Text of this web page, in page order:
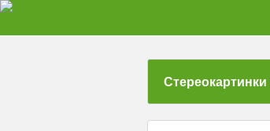
Стереокартинки